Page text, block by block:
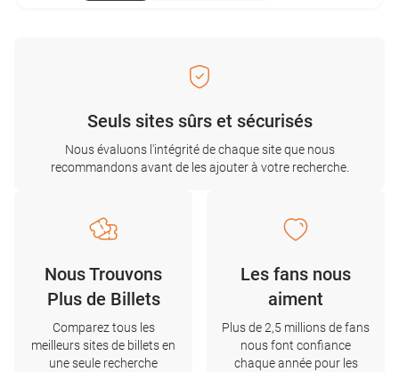
Seuls sites sûrs et sécurisés
Nous évaluons l'intégrité de chaque site que nous
recommandons avant de les ajouter à votre recherche.
Nous Trouvons
Plus de Billets
Comparez tous les
meilleurs sites de billets en
une seule recherche
Les fans nous
aiment
Plus de 2,5 millions de fans
nous font confiance
chaque année pour les